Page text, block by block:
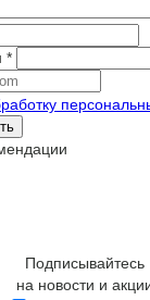
*
Подписывайтесь
на новости и